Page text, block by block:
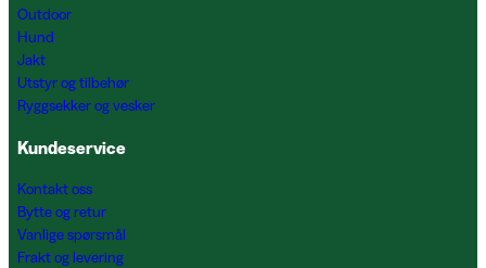
Outdoor
Hund
Jakt
Utstyr og tilbehør
Ryggsekker og vesker
Kundeservice
Kontakt oss
Bytte og retur
Vanlige spørsmål
Frakt og levering